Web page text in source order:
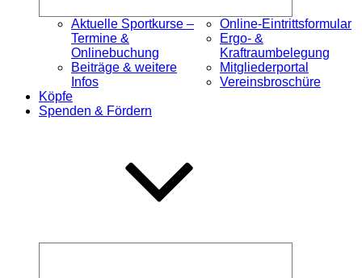
Aktuelle Sportkurse –
Termine &
Onlinebuchung
Beiträge & weitere
Infos
Online-Eintrittsformular
Ergo- &
Kraftraumbelegung
Mitgliederportal
Vereinsbroschüre
Köpfe
Spenden & Fördern